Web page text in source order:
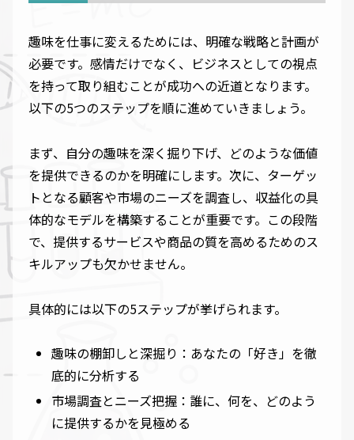
趣味を仕事に変えるためには、明確な戦略と計画が
必要です。感情だけでなく、ビジネスとしての視点
を持って取り組むことが成功への近道となります。
以下の5つのステップを順に進めていきましょう。
まず、自分の趣味を深く掘り下げ、どのような価値
を提供できるのかを明確にします。次に、ターゲッ
トとなる顧客や市場のニーズを調査し、収益化の具
体的なモデルを構築することが重要です。この段階
で、提供するサービスや商品の質を高めるためのス
キルアップも欠かせません。
具体的には以下の5ステップが挙げられます。
趣味の棚卸しと深掘り：あなたの「好き」を徹
底的に分析する
市場調査とニーズ把握：誰に、何を、どのよう
に提供するかを見極める